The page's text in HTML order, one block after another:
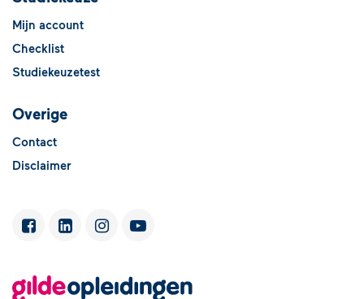
Mijn account
Checklist
Studiekeuzetest
Overige
Contact
Disclaimer